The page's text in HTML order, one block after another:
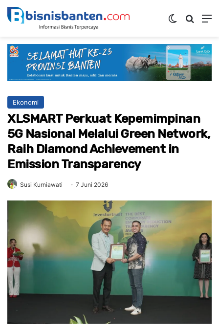
Switch skin
Ekonomi
XLSMART Perkuat Kepemimpinan
5G Nasional Melalui Green Network,
Raih Diamond Achievement in
Emission Transparency
Susi Kurniawati 7 Juni 2026